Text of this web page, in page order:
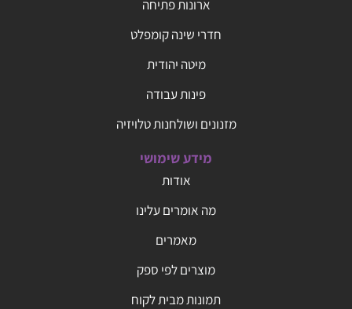
ארונות פתיחה
חדרי שינה קומפלט
מיטה יהודית
פינות עבודה
מזנונים ושולחנות טלויזיה
מידע שימושי
אודות
מה אומרים עלינו
מאמרים
מוצרים לפי ספק
תמונות מבית לקוח